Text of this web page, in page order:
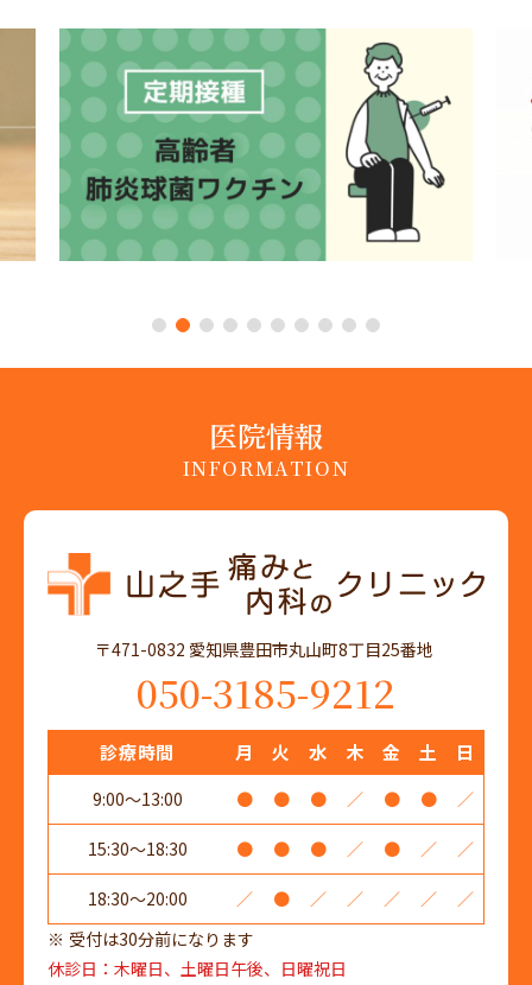
1 2 3 4 5 6 7 8 9 10
医院情報
INFORMATION
〒471-0832 愛知県豊田市丸山町8丁目25番地
050-3185-9212
診療時間 月 火 水 木 金 土 日
9:00～13:00 ● ● ● ／ ● ● ／
15:30～18:30 ● ● ● ／ ● ／ ／
18:30～20:00 ／ ● ／ ／ ／ ／
／
受付は30分前になります
休診日：木曜日、土曜日午後、日曜祝日